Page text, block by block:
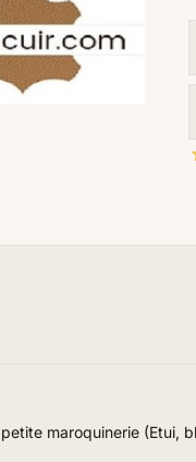
maroquinerie (Etui,